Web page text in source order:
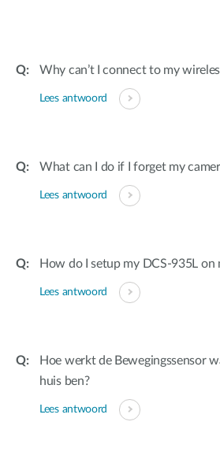
Why can’t I connect to my
Lees antwoord
What can I do if I forget my
Lees antwoord
How do I setup my DCS-935L on
Lees antwoord
Hoe werkt de Bewegingssensor
huis ben?
Lees antwoord